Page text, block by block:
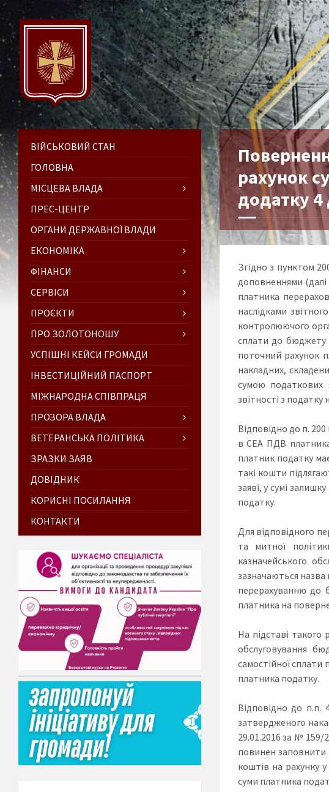
рахунок
додатку 4
Згідно з пунктом
доповненнями
платника
наслідками
контролюючого
сплати до бюджету
поточний рахунок
накладних,
сумою податкових
звітності з податку
Відповідно до п.
в СЕА ПДВ
платник податку
такі кошти
заяві, у сумі
податку.
Для відповідного
та митної
казначейського
зазначаються
перерахуванню до
платника на
На підставі такого
обслуговування
самостійної
платника податку.
Відповідно до п.п.
затвердженого
29.01.2016 за №
повинен
коштів на рахунку
суми платника
ВІЙСЬКОВИЙ СТАН
ГОЛОВНА
МІСЦЕВА ВЛАДА
ПРЕС-ЦЕНТР
ОРГАНИ ДЕРЖАВНОЇ ВЛАДИ
ЕКОНОМІКА
ФІНАНСИ
СЕРВІСИ
ПРОЄКТИ
ПРО ЗОЛОТОНОШУ
УСПІШНІ КЕЙСИ ГРОМАДИ
ІНВЕСТИЦІЙНИЙ ПАСПОРТ
МІЖНАРОДНА СПІВПРАЦЯ
ПРОЗОРА ВЛАДА
ВЕТЕРАНСЬКА ПОЛІТИКА
ЗРАЗКИ ЗАЯВ
ДОВІДНИК
КОРИСНІ ПОСИЛАННЯ
КОНТАКТИ